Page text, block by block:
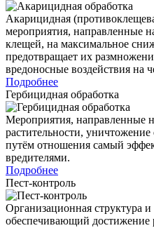
Акарицидная
мероприятия, направленные
клещей, на максимальное
предотвращает их
вредоносные воздействия на
Подробнее
Гербицидная обработка
Мероприятия, направленные
растительности,
путём отношения самый
вредителями.
Подробнее
Пест-контроль
Организационная структура
обеспечивающий достижение